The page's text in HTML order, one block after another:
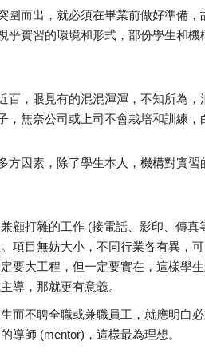
圍而出，就必須在畢業前做好準備
乎實習的環境和形式，部份學生和
百，眼見有的混混渾渾，不知所為
無奈公司或上司不會栽培和訓練，
方因素，除了學生本人，機構對實
打雜的工作 (接電話、影印、傳真
項目無妨大小，不同行業各有異，
要大工程，但一定要實在，這樣學
導，那就更有意義。
不聘全職或兼職員工，就應明白
導師 (mentor)，這樣最為理想。